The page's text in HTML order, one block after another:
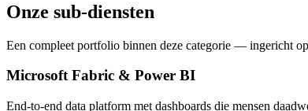
Onze sub-diensten
Een compleet portfolio binnen deze categorie — ingericht
Microsoft Fabric & Power BI
End-to-end data platform met dashboards die mensen